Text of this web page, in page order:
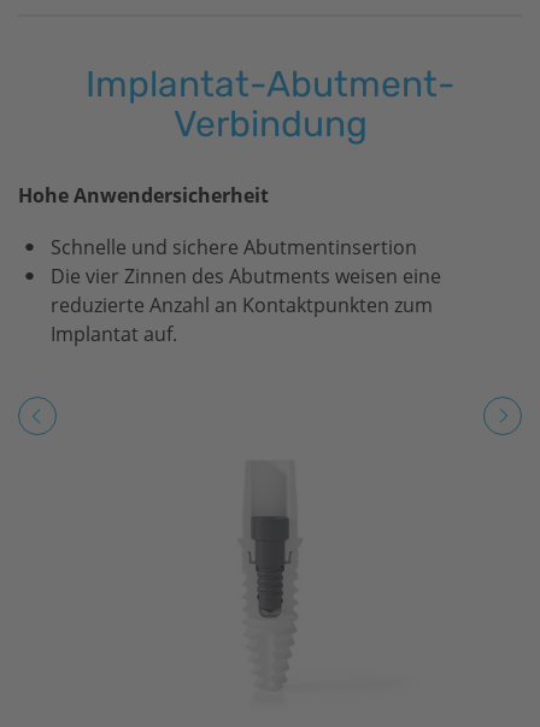
Implantat-Abutment-
Verbindung
Hohe Anwendersicherheit
Schnelle und sichere Abutmentinsertion
Die vier Zinnen des Abutments weisen eine
reduzierte Anzahl an Kontaktpunkten zum
Implantat auf.